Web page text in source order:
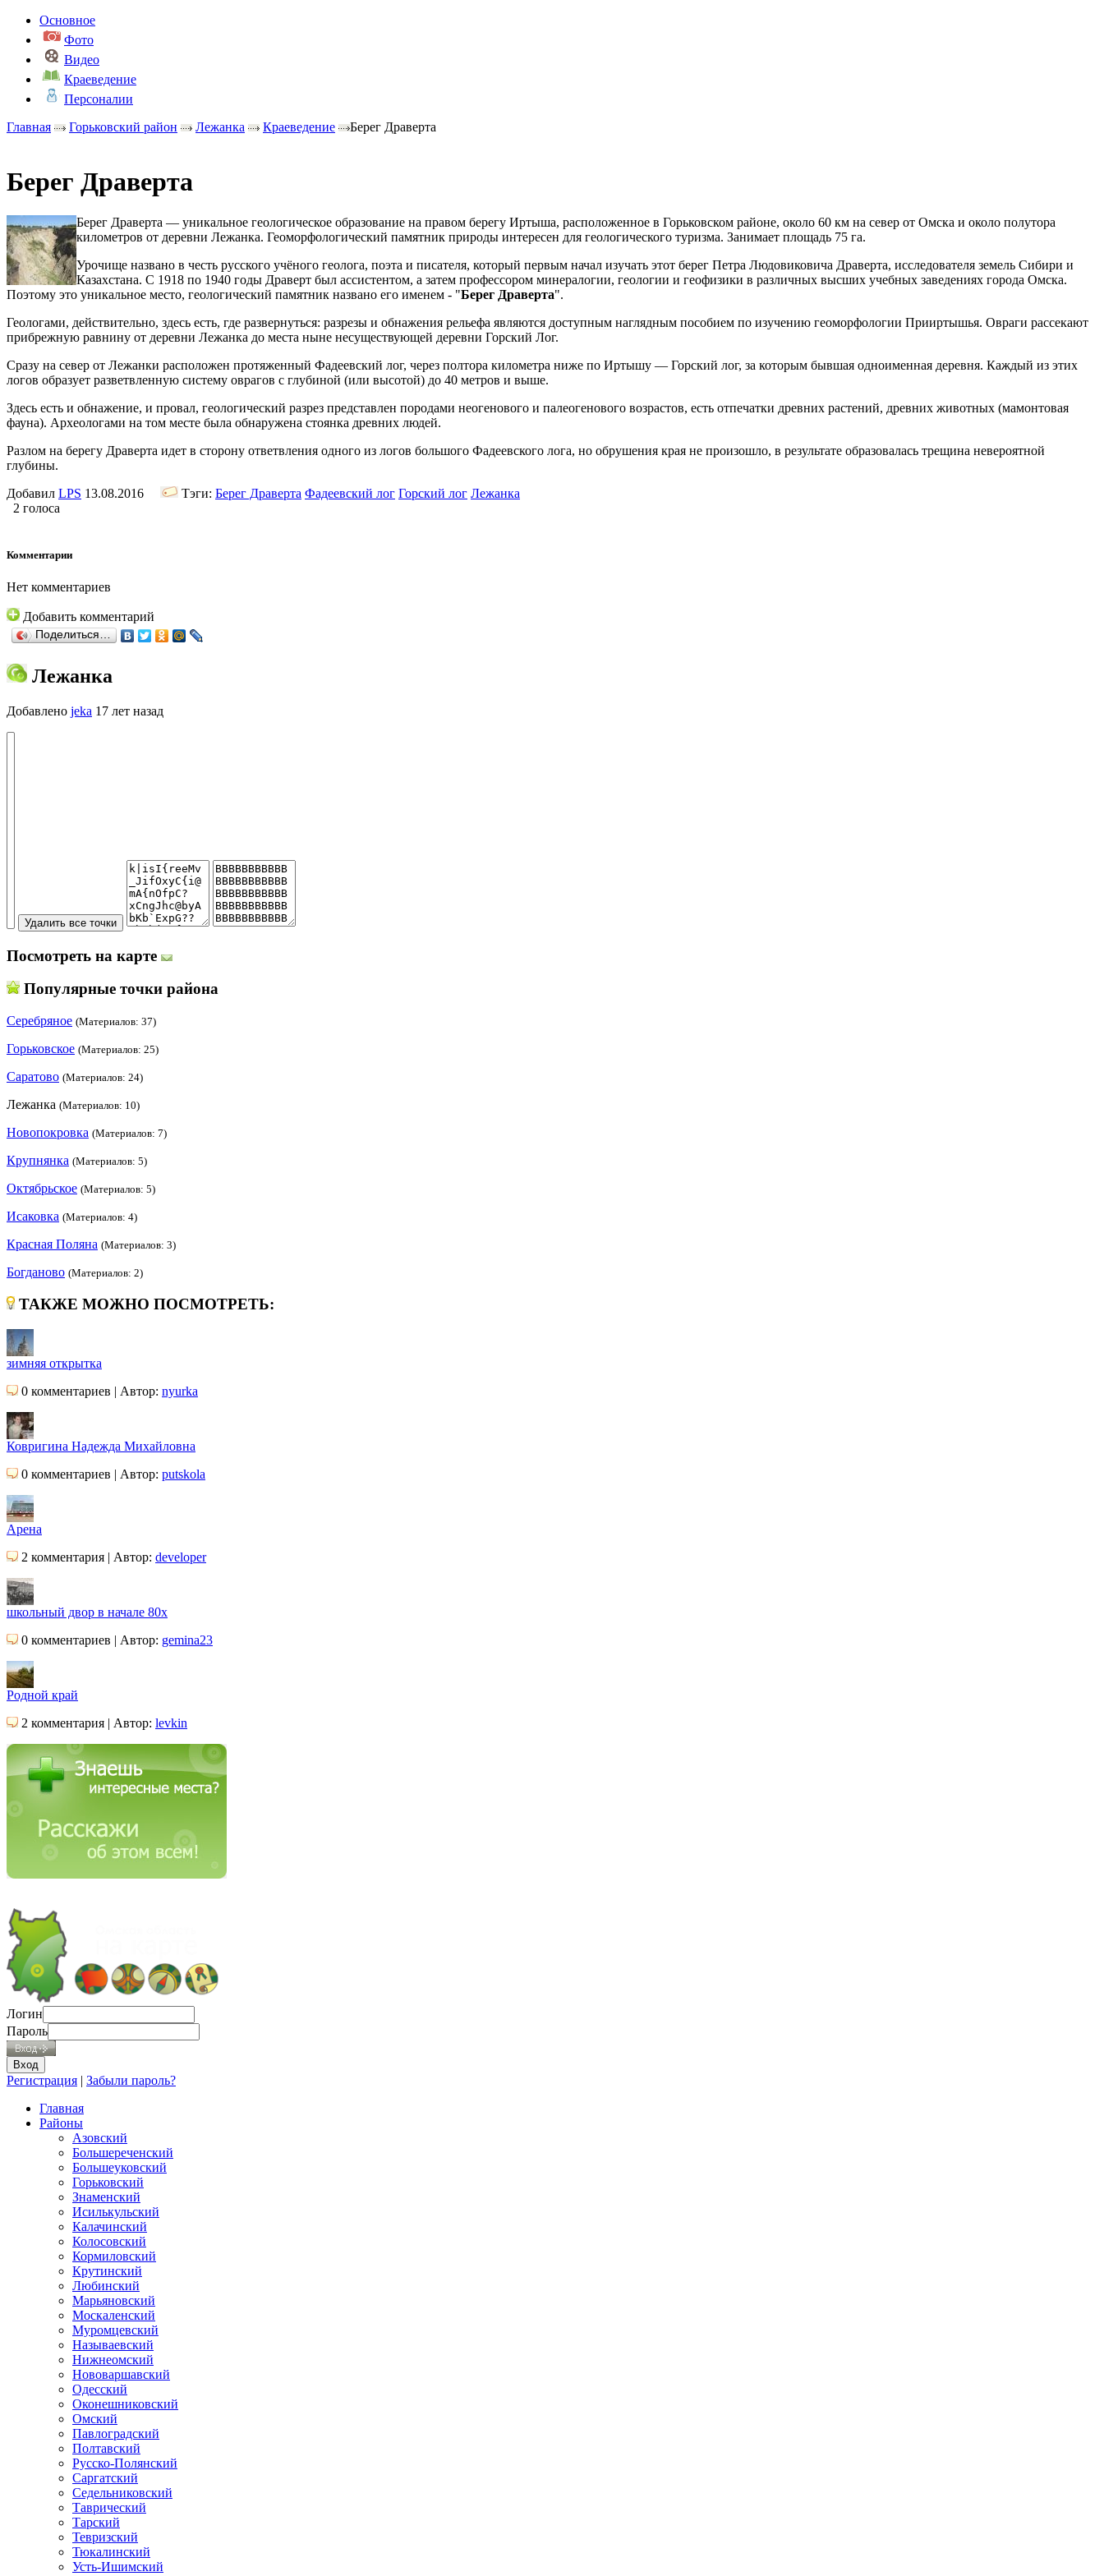
Основное
Фото
Видео
Краеведение
Персоналии
Главная
Горьковский район Лежанка Краеведение Берег Драверта
Берег Драверта
Берег Драверта — уникальное геологическое образование на правом берегу Иртыша, расположенное в Горьковском районе, около 60 км на север от Омска и около полутора
километров от деревни Лежанка. Геоморфологический памятник природы интересен для геологического туризма. Занимает площадь 75 га.
Урочище названо в честь русского учёного геолога, поэта и писателя, который первым начал изучать этот берег Петра Людовиковича Драверта, исследователя земель Сибири и
Казахстана. С 1918 по 1940 годы Драверт был ассистентом, а затем профессором минералогии, геологии и геофизики в различных высших учебных заведениях города Омска.
Поэтому это уникальное место, геологический памятник названо его именем - "Берег Драверта".
Геологами, действительно, здесь есть, где развернуться: разрезы и обнажения рельефа являются доступным наглядным пособием по изучению геоморфологии Прииртышья. Овраги рассекают
прибрежную равнину от деревни Лежанка до места ныне несуществующей деревни Горский Лог.
Сразу на север от Лежанки расположен протяженный Фадеевский лог, через полтора километра ниже по Иртышу — Горский лог, за которым бывшая одноименная деревня. Каждый из этих
логов образует разветвленную систему оврагов с глубиной (или высотой) до 40 метров и выше.
Здесь есть и обнажение, и провал, геологический разрез представлен породами неогенового и палеогенового возрастов, есть отпечатки древних растений, древних животных (мамонтовая
фауна). Археологами на том месте была обнаружена стоянка древних людей.
Разлом на берегу Драверта идет в сторону ответвления одного из логов большого Фадеевского лога, но обрушения края не произошло, в результате образовалась трещина невероятной
глубины.
Добавил LPS 13.08.2016 Тэги: Берег Драверта Фадеевский лог Горский лог Лежанка
2 голоса
Комментарии
Нет комментариев
Добавить комментарий
Поделиться…
Лежанка
Добавлено jeka 17 лет назад
Посмотреть на карте
Популярные точки района
Серебряное (Материалов: 37)
Горьковское (Материалов: 25)
Саратово (Материалов: 24)
Лежанка (Материалов: 10)
Новопокровка (Материалов: 7)
Крупнянка (Материалов: 5)
Октябрьское (Материалов: 5)
Исаковка (Материалов: 4)
Красная Поляна (Материалов: 3)
Богданово (Материалов: 2)
ТАКЖЕ МОЖНО ПОСМОТРЕТЬ:
зимняя открытка
0 комментариев | Автор: nyurka
Ковригина Надежда Михайловна
0 комментариев | Автор: putskola
Арена
2 комментария | Автор: developer
школьный двор в начале 80х
0 комментариев | Автор: gemina23
Родной край
2 комментария | Автор: levkin
Логин
Пароль
Регистрация | Забыли пароль?
Главная
Районы
Азовский
Большереченский
Большеуковский
Горьковский
Знаменский
Исилькульский
Калачинский
Колосовский
Кормиловский
Крутинский
Любинский
Марьяновский
Москаленский
Муромцевский
Называевский
Нижнеомский
Нововаршавский
Одесский
Оконешниковский
Омский
Павлоградский
Полтавский
Русско-Полянский
Саргатский
Седельниковский
Таврический
Тарский
Тевризский
Тюкалинский
Усть-Ишимский